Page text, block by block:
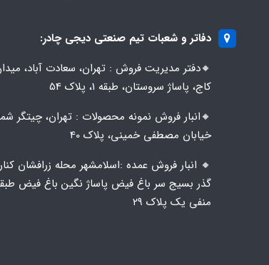
دفاتر و شعبات تیم صنعتی دیجی چادر:
🔸️​​دفتر مدیریت فروش : تهران، سعادت آباد،
کاج، پاساژ سروستان، طبقه 1، پلاک 54
🔸️​​انبار فروش نمونه محصولات : تهران، چیتگر
خیابان مصطفی خمینی، پلاک 40
🔸️ انبار فروش عمده :اسلامشهر محله زرافشان کنار
گذر بسیج سر باغ فیض پاساژ نگین باغ فیض
منفی یک پلاک ۲۹